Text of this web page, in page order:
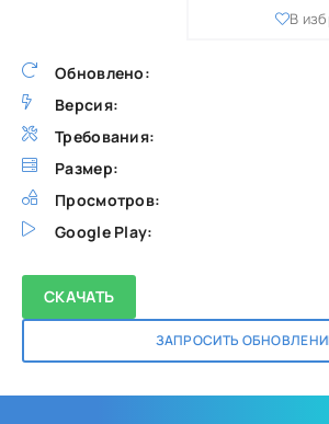
Обновлено:
Версия:
Требования:
Размер:
Просмотров:
Google Play:
В
СКАЧАТЬ
ЗАПРОСИТЬ